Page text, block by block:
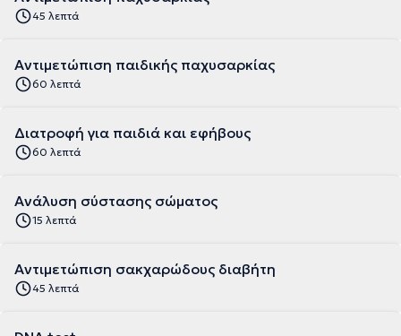
45 λεπτά
Αντιμετώπιση παιδικής παχυσαρκίας
60 λεπτά
Διατροφή για παιδιά και εφήβους
60 λεπτά
Aνάλυση σύστασης σώματος
15 λεπτά
Αντιμετώπιση σακχαρώδους διαβήτη
45 λεπτά